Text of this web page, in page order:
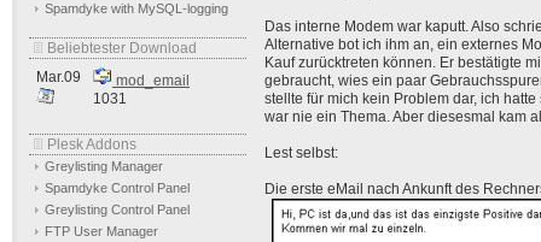
Spamdyke with MySQL-logging
Beliebtester Download
Mar.09
mod_email
1031
Plesk Addons
Greylisting Manager
Spamdyke Control Panel
Greylisting Control Panel
FTP User Manager
Das interne Modem war kaputt. Also
Alternative bot ich ihm an, ein externes
Kauf zurücktreten können. Er bestätigte
gebraucht, wies ein paar
stellte für mich kein Problem dar, ich
war nie ein Thema. Aber diesesmal kam
Lest selbst:
Die erste eMail nach Ankunft des